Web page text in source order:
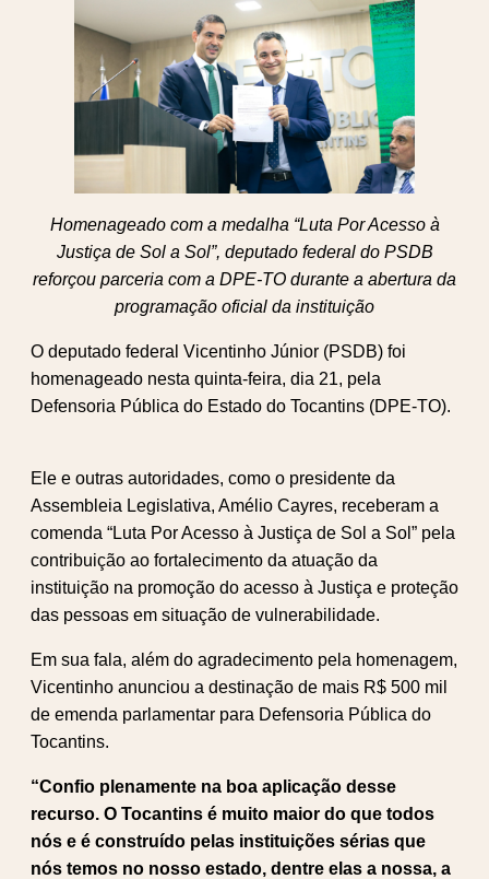
Homenageado com a medalha “Luta Por Acesso à
Justiça de Sol a Sol”, deputado federal do PSDB
reforçou parceria com a DPE-TO durante a abertura da
programação oficial da instituição
O deputado federal Vicentinho Júnior (PSDB) foi
homenageado nesta quinta-feira, dia 21, pela
Defensoria Pública do Estado do Tocantins (DPE-TO).
Ele e outras autoridades, como o presidente da
Assembleia Legislativa, Amélio Cayres, receberam a
comenda “Luta Por Acesso à Justiça de Sol a Sol” pela
contribuição ao fortalecimento da atuação da
instituição na promoção do acesso à Justiça e proteção
das pessoas em situação de vulnerabilidade.
Em sua fala, além do agradecimento pela homenagem,
Vicentinho anunciou a destinação de mais R$ 500 mil
de emenda parlamentar para Defensoria Pública do
Tocantins.
“Confio plenamente na boa aplicação desse
recurso. O Tocantins é muito maior do que todos
nós e é construído pelas instituições sérias que
nós temos no nosso estado, dentre elas a nossa, a